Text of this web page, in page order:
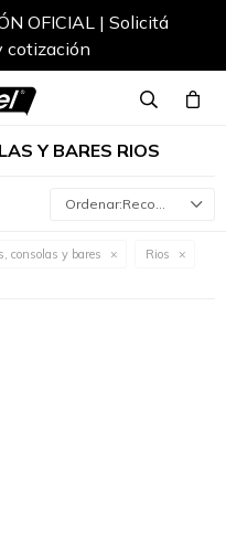
OFICIAL | Solicitá
cotización
Y BARES RIOS
Recomendados
consolas y bares Rios